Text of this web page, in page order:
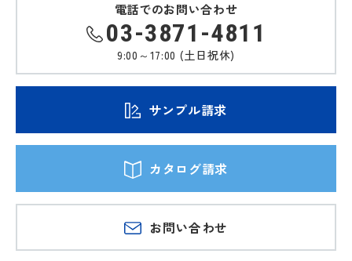
電話でのお問い合わせ
03-3871-4811
9:00～17:00 (土日祝休)
サンプル請求
カタログ請求
お問い合わせ